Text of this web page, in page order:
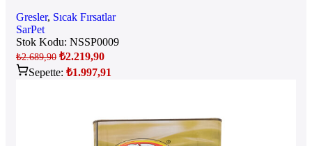
Gresler, Sıcak Fırsatlar
SarPet
Stok Kodu: NSSP0009
₺2.689,90 ₺2.219,90
Sepette: ₺1.997,91